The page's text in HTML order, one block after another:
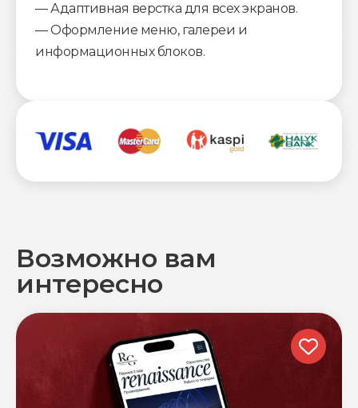
— Адаптивная верстка для всех экранов.
— Оформление меню, галереи и
информационных блоков.
Возможно вам
интересно